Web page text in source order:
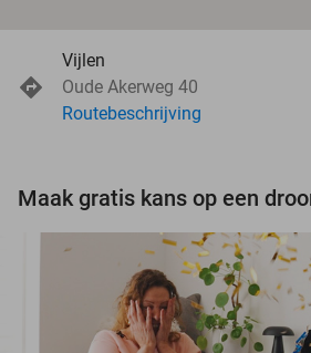
Vijlen
Oude Akerweg 40
Routebeschrijving